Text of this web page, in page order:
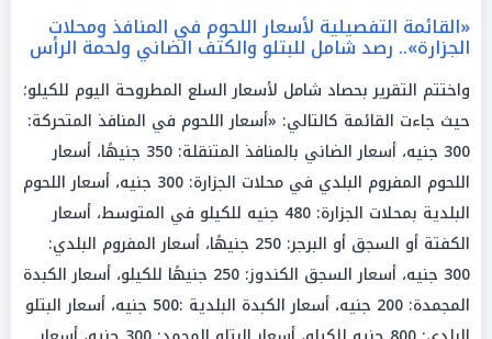
«القائمة التفصيلية لأسعار اللحوم في المنافذ ومحلات
الجزارة».. رصد شامل للبتلو والكتف الضاني ولحمة الرأس
واختتم التقرير بحصاد شامل لأسعار السلع المطروحة اليوم للكيلو؛
حيث جاءت القائمة كالتالي: «أسعار اللحوم في المنافذ المتحركة:
300 جنيه، أسعار الضاني بالمنافذ المتنقلة: 350 جنيهًا، أسعار
اللحوم المفروم البلدي في محلات الجزارة: 300 جنيه، أسعار اللحوم
البلدية بمحلات الجزارة: 480 جنيه للكيلو في المتوسط، أسعار
الكفتة أو السجق أو البرجر: 250 جنيهًا، أسعار المفروم البلدي:
300 جنيه، أسعار السجق الكندوز: 250 جنيهًا للكيلو، أسعار الكبدة
المجمدة: 200 جنيه، أسعار الكبدة البلدية :500 جنيه، أسعار البتلو